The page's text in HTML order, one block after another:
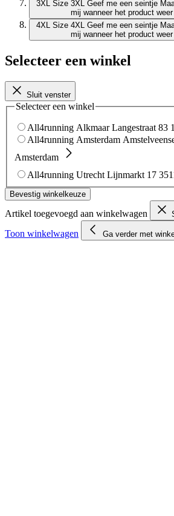
3XL Size 3XL Geef me een seintje
mij wanneer het product
4XL Size 4XL Geef me een seintje
mij wanneer het product
Selecteer een winkel
Sluit venster
Selecteer een winkel
All4running Alkmaar Langestraat 83
All4running Amsterdam
Amsterdam
All4running Utrecht Lijnmarkt 17
Bevestig winkelkeuze
Artikel toegevoegd aan winkelwagen
Toon winkelwagen Ga verder met